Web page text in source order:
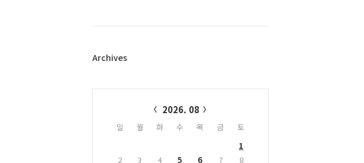
플
Archives
2026. 08
일 월 화 수 목 금
토
1
2
3 4 5 6 7
8